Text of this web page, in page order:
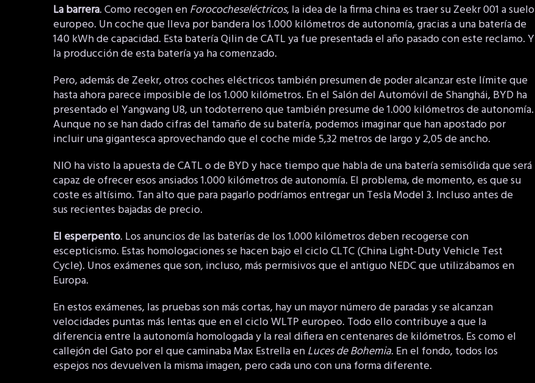
La barrera. Como recogen enForococheseléctricos, la idea de la firma china es traer su Zeekr 001 a suelo
europeo. Un coche que lleva por bandera los 1.000 kilómetros de autonomía, gracias a una batería de
140 kWh de capacidad. Esta batería Qilin de CATL ya fue presentada el año pasado con este reclamo. Y
la producción de esta batería ya ha comenzado.
Pero, además de Zeekr, otros coches eléctricos también presumen de poder alcanzar este límite que
hasta ahora parece imposible de los 1.000 kilómetros. En el Salón del Automóvil de Shanghái, BYD ha
presentado el Yangwang U8, un todoterreno que también presume de 1.000 kilómetros de autonomía.
Aunque no se han dado cifras del tamaño de su batería, podemos imaginar que han apostado por
incluir una gigantesca aprovechando que el coche mide 5,32 metros de largo y 2,05 de ancho.
NIO ha visto la apuesta de CATL o de BYD y hace tiempo que habla de una batería semisólida que será
capaz de ofrecer esos ansiados 1.000 kilómetros de autonomía. El problema, de momento, es que su
coste es altísimo. Tan alto que para pagarlo podríamos entregar un Tesla Model 3. Incluso antes de
sus recientes bajadas de precio.
El esperpento. Los anuncios de las baterías de los 1.000 kilómetros deben recogerse con
escepticismo. Estas homologaciones se hacen bajo el ciclo CLTC (China Light-Duty Vehicle Test
Cycle). Unos exámenes que son, incluso, más permisivos que el antiguo NEDC que utilizábamos en
Europa.
En estos exámenes, las pruebas son más cortas, hay un mayor número de paradas y se alcanzan
velocidades puntas más lentas que en el ciclo WLTP europeo. Todo ello contribuye a que la
diferencia entre la autonomía homologada y la real difiera en centenares de kilómetros. Es como el
callejón del Gato por el que caminaba Max Estrella enLuces de Bohemia. En el fondo, todos los
espejos nos devuelven la misma imagen, pero cada uno con una forma diferente.